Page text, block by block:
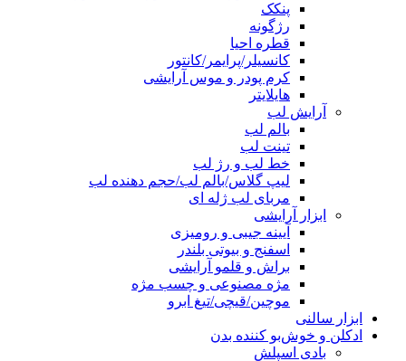
پنکک
رژگونه
قطره احیا
کانسیلر/پرایمر/کانتور
کرم پودر و موس آرایشی
هایلایتر
آرایش لب
بالم لب
تینت لب
خط لب و رژ لب
لیپ گلاس/بالم لب/حجم دهنده لب
مربای لب ژله ای
ابزار آرایشی
آیینه جیبی و رومیزی
اسفنج و بیوتی بلندر
براش و قلمو آرایشی
مژه مصنوعی و چسب مژه
موچین/قیچی/تیغ ابرو
ابزار سالنی
ادکلن و خوش‌بو کننده بدن
بادی اسپلش